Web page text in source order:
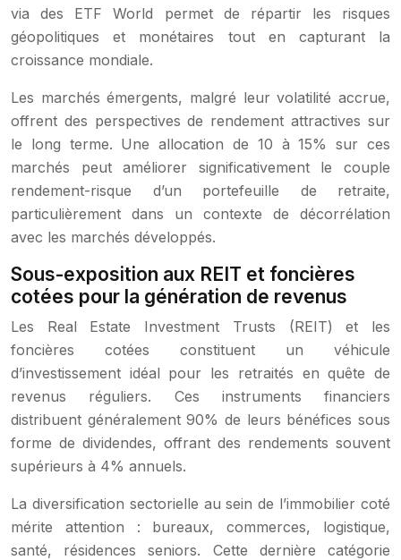
via des ETF World permet de répartir les risques
géopolitiques et monétaires tout en capturant la
croissance mondiale.
Les marchés émergents, malgré leur volatilité accrue,
offrent des perspectives de rendement attractives sur
le long terme. Une allocation de 10 à 15% sur ces
marchés peut améliorer significativement le couple
rendement-risque d’un portefeuille de retraite,
particulièrement dans un contexte de décorrélation
avec les marchés développés.
Sous-exposition aux REIT et foncières
cotées pour la génération de revenus
Les Real Estate Investment Trusts (REIT) et les
foncières cotées constituent un véhicule
d’investissement idéal pour les retraités en quête de
revenus réguliers. Ces instruments financiers
distribuent généralement 90% de leurs bénéfices sous
forme de dividendes, offrant des rendements souvent
supérieurs à 4% annuels.
La diversification sectorielle au sein de l’immobilier coté
mérite attention : bureaux, commerces, logistique,
santé, résidences seniors. Cette dernière catégorie